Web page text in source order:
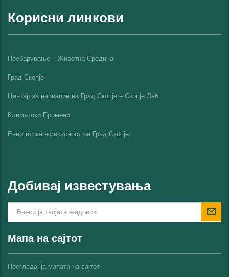
Корисни линкови
Пребарување – Животна Средина
Град Скопје
Центар за иновации на Град Скопје – Скопје Лаб
Климатски Промени
Енергетска ефикасност на Град Скопјe
Добивај известувања
Мапа на сајтот
Прегледај ја мапата на сајтот